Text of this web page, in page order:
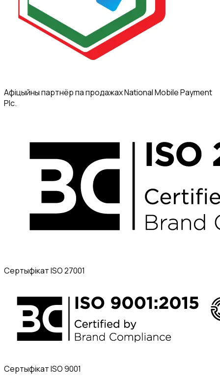
Афіцыйны партнёр па продажах National Mobile Payment
Plc.
Сертыфікат ISO 27001
Сертыфікат ISO 9001